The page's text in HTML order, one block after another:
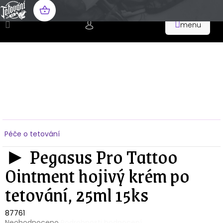
Přejít
na
obsah
NÁKUPNÍ
Péče o tetování
► Pegasus Pro Tattoo
Ointment hojivý krém po
tetování, 25ml 15ks
87761